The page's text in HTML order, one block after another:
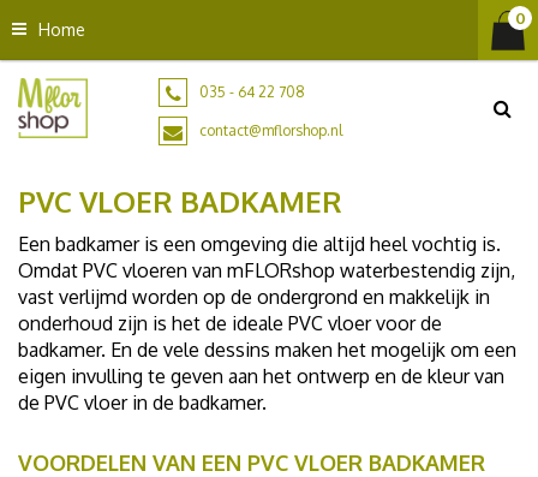
n
Home
035 - 64 22 708
contact@mflorshop.nl
PVC VLOER BADKAMER
Een badkamer is een omgeving die altijd heel vochtig is.
Omdat PVC vloeren van mFLORshop waterbestendig zijn,
vast verlijmd worden op de ondergrond en makkelijk in
onderhoud zijn is het de ideale PVC vloer voor de
badkamer. En de vele dessins maken het mogelijk om een
eigen invulling te geven aan het ontwerp en de kleur van
de PVC vloer in de badkamer.
VOORDELEN VAN EEN PVC VLOER BADKAMER